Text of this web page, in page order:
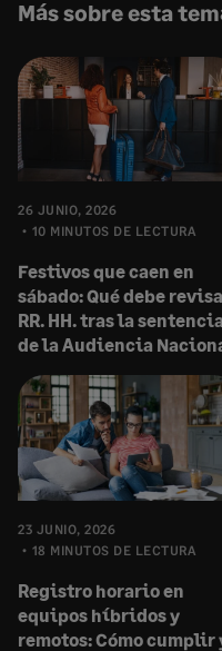
Más sobre esta
26 JUNIO, 2026
10 MINUTOS DE LECTURA
Festivos que caen en
sábado: Qué debe
RR. HH. tras la sentencia
de la Audiencia
23 JUNIO, 2026
18 MINUTOS DE LECTURA
Registro horario en
equipos híbridos y
remotos: Cómo cumplir